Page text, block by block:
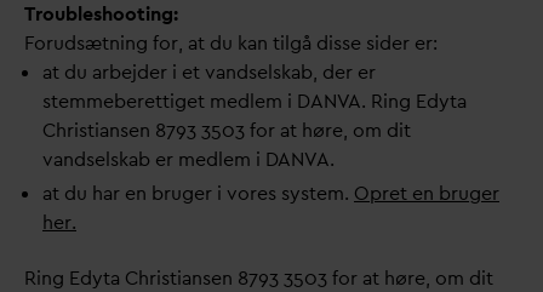
Troubleshooting:
Forudsætning for, at du kan tilgå disse sider er:
at du arbejder i et vandselskab, der er
stemmeberettiget medlem i DANVA. Ring Edyta
Christiansen 8793 3503 for at høre, om dit
vandselskab er medlem i DANVA.
at du har en bruger i vores system. Opret en bruger
her.
Ring Edyta Christiansen 8793 3503 for at høre, om dit